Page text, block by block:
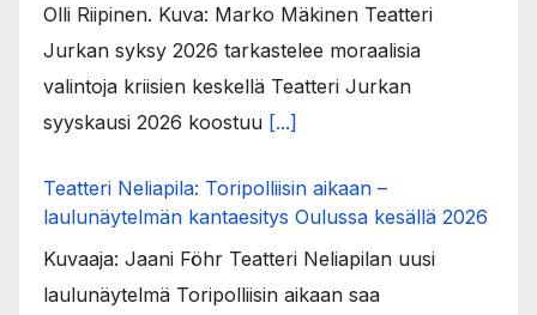
Olli Riipinen. Kuva: Marko Mäkinen Teatteri
Jurkan syksy 2026 tarkastelee moraalisia
valintoja kriisien keskellä Teatteri Jurkan
syyskausi 2026 koostuu [...]
Teatteri Neliapila: Toripolliisin aikaan –
laulunäytelmän kantaesitys Oulussa kesällä 2026
Kuvaaja: Jaani Föhr Teatteri Neliapilan uusi
laulunäytelmä Toripolliisin aikaan saa